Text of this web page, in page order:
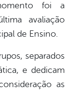
foi a
avaliação
de Ensino.
separados
e dedicam
as